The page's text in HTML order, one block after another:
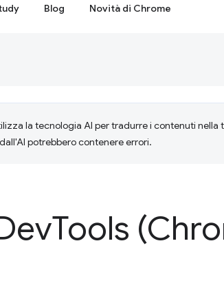
Blog Novità di Chrome
la tecnologia AI per tradurre i contenuti nella
potrebbero contenere errori.
Tools